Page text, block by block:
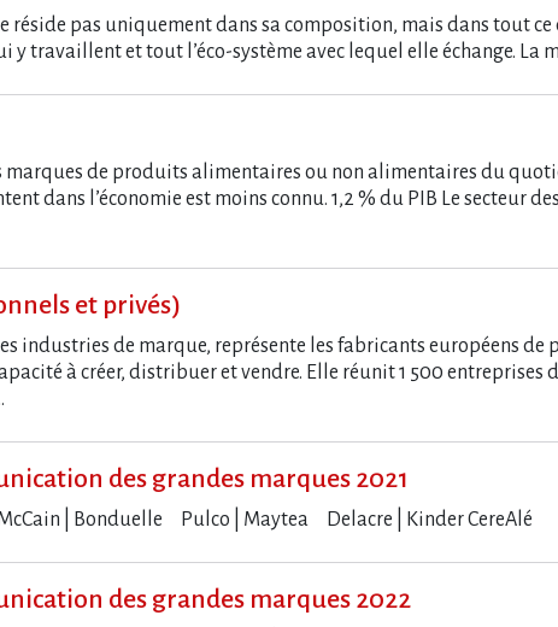
réside pas uniquement dans sa composition, mais dans tout
y travaillent et tout l’éco-système avec lequel elle échange.
marques de produits alimentaires ou non alimentaires du
dans l’économie est moins connu. 1,2 % du PIB Le secteur
et privés)
industries de marque, représente les fabricants européens
à créer, distribuer et vendre. Elle réunit 1 500
des grandes marques 2021
| Bonduelle Pulco | Maytea Delacre | Kinder CereAlé
des grandes marques 2022